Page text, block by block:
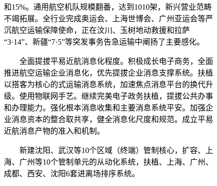
和15%。通用航空机队规模翻番，达到1010架，新兴营业范畴
不竭拓展。全行业完成奥运会、上海世博会、广州亚运会等严
沉航空运输保障使命，正在汶川、玉树地动救援和拉萨
“3·14”、新疆“7·5”等突发事务告急运输中阐扬了主要感化。
全面提拔平易近航消息化程度。积极成长电子商务，全面
推进航空运输企业消息化，优先提拔企业消息支撑系统。扶植
以搭客为核心的式运输消息系统，加速焦点消息平台的换代升
级。使用物联网手艺。继续完美电子政务扶植，提拔公共办事
和办理能力。强化根本消息收集和主要消息系统平安。加强企
业消息资本的整合取共享，健全消息化尺度和规范。成立平易
近航消息产物的准入和机制。
新建沈阳、武汉等10个区域（终端）管制核心，扩容、上
海、广州等10个管制单元的从动化系统，扶植、上海、广州、
成都、西安、沈阳6套进离场排序系统。